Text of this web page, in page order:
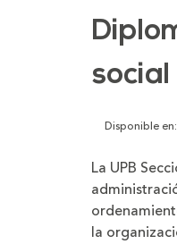
social
Disponible en:
La UPB
la